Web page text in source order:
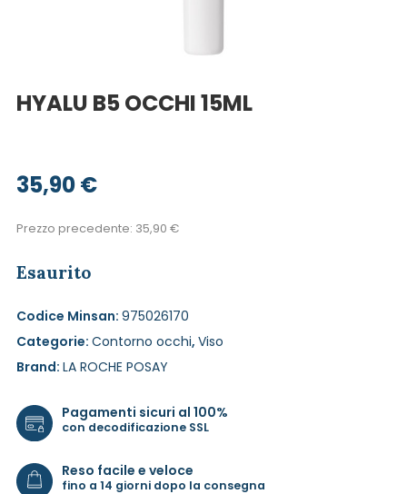
HYALU B5 OCCHI 15ML
35,90€
Prezzo precedente: 35,90 €
Esaurito
Codice Minsan: 975026170
Categorie: Contorno occhi, Viso
Brand: LA ROCHE POSAY
Pagamenti sicuri al 100%
con decodificazione SSL
Reso facile e veloce
fino a 14 giorni dopo la consegna